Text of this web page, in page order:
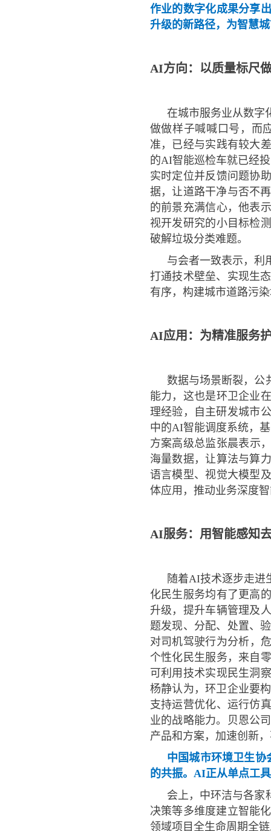
作业的数字化成果分享
升级的新路径，为智慧
AI方向：以质量标尺
在城市服务业从数字
做做样子喊喊口号，而
准，已经与实践有较大
的AI智能巡检车就已经
实时定位并反馈问题协
据，让道路干净与否不
的前景充满信心，他表
视开发研究的小目标检
破解垃圾分类难题。
与会者一致表示，利
打通技术壁垒、实现生
有序，构建城市道路污
AI应用：为精准服务
数据与场景断裂，公
能力，这也是环卫企业
理经验，自主研发城市
中的AI智能调度系统，
方案高级总监张晨表示
海量数据，让算法与算
语言模型、视觉大模型
体应用，推动业务深度
AI服务：用智能感知
随着AI技术逐步走进
化民生服务均有了更高
升级，提升车辆管理及
题发现、分配、处置、
对司机驾驶行为分析，
个性化民生服务，来自
可利用技术实现民生洞
杨静认为，环卫企业要
支持运营优化、运行仿
业的战略能力。贝恩公
产品和方案，加速创新
中国城市环境卫生
的共振。AI正从单点工
会上，中环洁与各家
决策等多维度建立智能
领域项目全生命周期全